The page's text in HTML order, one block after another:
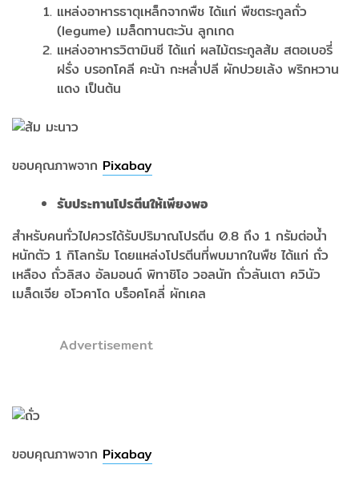
แหล่งอาหารธาตุเหล็กจากพืช ได้แก่ พืชตระกูลถั่ว
(legume) เมล็ดทานตะวัน ลูกเกด
แหล่งอาหารวิตามินซี ได้แก่ ผลไม้ตระกูลส้ม สตอเบอรี่
ฝรั่ง บรอกโคลี คะน้า กะหล่ำปลี ผักปวยเล้ง พริกหวาน
แดง เป็นต้น
ขอบคุณภาพจาก Pixabay
รับประทานโปรตีนให้เพียงพอ
สำหรับคนทั่วไปควรได้รับปริมาณโปรตีน 0.8 ถึง 1 กรัมต่อน้ำ
หนักตัว 1 กิโลกรัม โดยแหล่งโปรตีนที่พบมากในพืช ได้แก่ ถั่ว
เหลือง ถั่วลิสง อัลมอนด์ พิทาชิโอ วอลนัท ถั่วลันเตา ควินัว
เมล็ดเจีย อโวคาโด บร็อคโคลี่ ผักเคล
Advertisement
ขอบคุณภาพจาก Pixabay